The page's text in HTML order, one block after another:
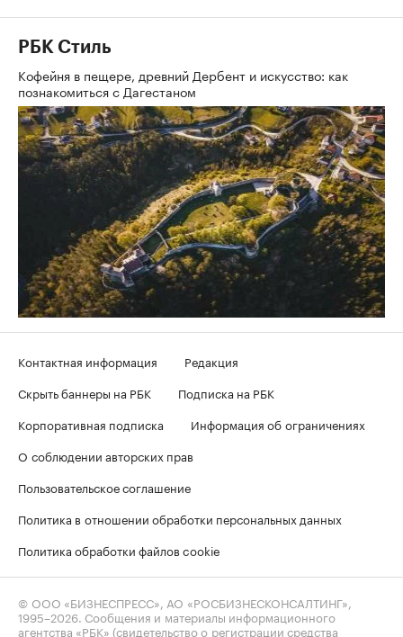
РБК Стиль
Кофейня в пещере, древний Дербент и искусство: как
познакомиться с Дагестаном
Контактная информация
Редакция
Скрыть баннеры на РБК
Подписка на РБК
Корпоративная подписка
Информация об ограничениях
О соблюдении авторских прав
Пользовательское соглашение
Политика в отношении обработки персональных данных
Политика обработки файлов cookie
© ООО «БИЗНЕСПРЕСС», АО «РОСБИЗНЕСКОНСАЛТИНГ»,
1995–2026 . Сообщения и материалы информационного
агентства «РБК» (свидетельство о регистрации средства